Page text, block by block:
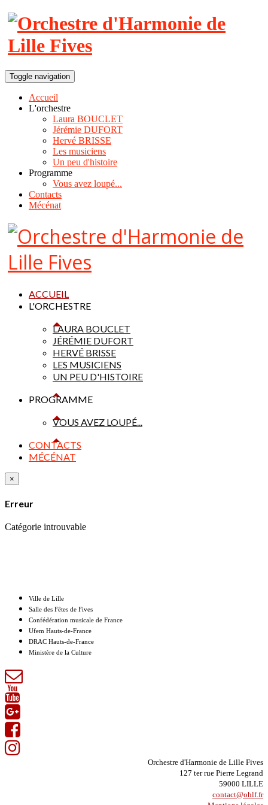
Toggle navigation
Accueil
L'orchestre
Laura BOUCLET
Jérémie DUFORT
Hervé BRISSE
Les musiciens
Un peu d'histoire
Programme
Vous avez loupé...
Contacts
Mécénat
ACCUEIL
L'ORCHESTRE
LAURA BOUCLET
JÉRÉMIE DUFORT
HERVÉ BRISSE
LES MUSICIENS
UN PEU D'HISTOIRE
PROGRAMME
VOUS AVEZ LOUPÉ...
CONTACTS
MÉCÉNAT
×
Erreur
Catégorie introuvable
Ville de Lille
Salle des Fêtes de Fives
Confédération musicale de France
Ufem Hauts-de-France
DRAC Hauts-de-France
Ministère de la Culture
Orchestre d'Harmonie de Lille Fives
127 ter rue Pierre Legrand
59000 LILLE
contact@ohlf.fr